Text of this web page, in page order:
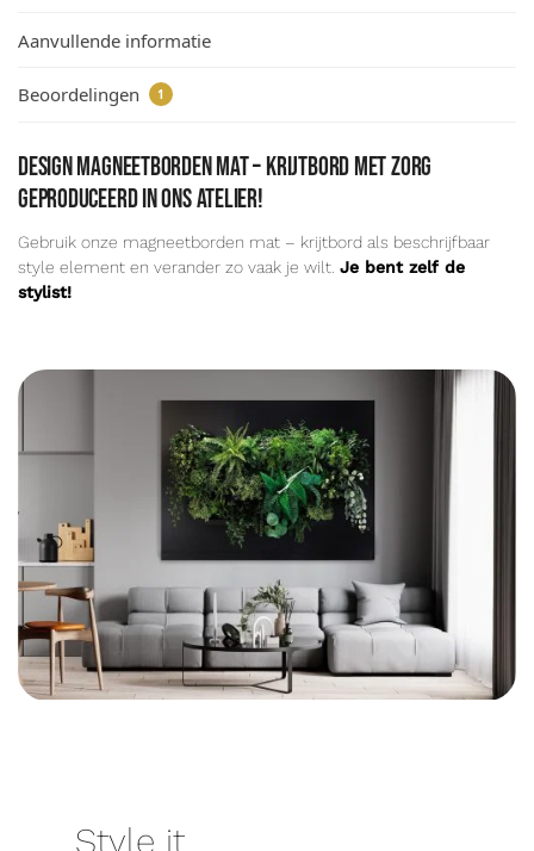
Aanvullende informatie
Beoordelingen 1
Design magneetborden mat – krijtbord met zorg
geproduceerd in ons atelier!
Gebruik onze magneetborden mat – krijtbord als beschrijfbaar
style element en verander zo vaak je wilt. Je bent zelf de
stylist!
Style it